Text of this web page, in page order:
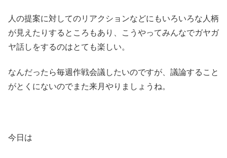
人の提案に対してのリアクションなどにもいろいろな人柄
が見えたりするところもあり、こうやってみんなでガヤガ
ヤ話しをするのはとても楽しい。
なんだったら毎週作戦会議したいのですが、議論すること
がとくにないのでまた来月やりましょうね。
今日は